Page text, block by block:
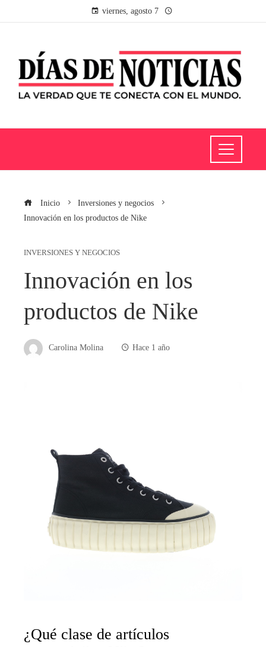
viernes, agosto 7
Inicio
Inversiones y negocios
Innovación en los productos de Nike
INVERSIONES Y NEGOCIOS
Innovación en los
productos de Nike
Carolina Molina Hace 1 año
¿Qué clase de artículos